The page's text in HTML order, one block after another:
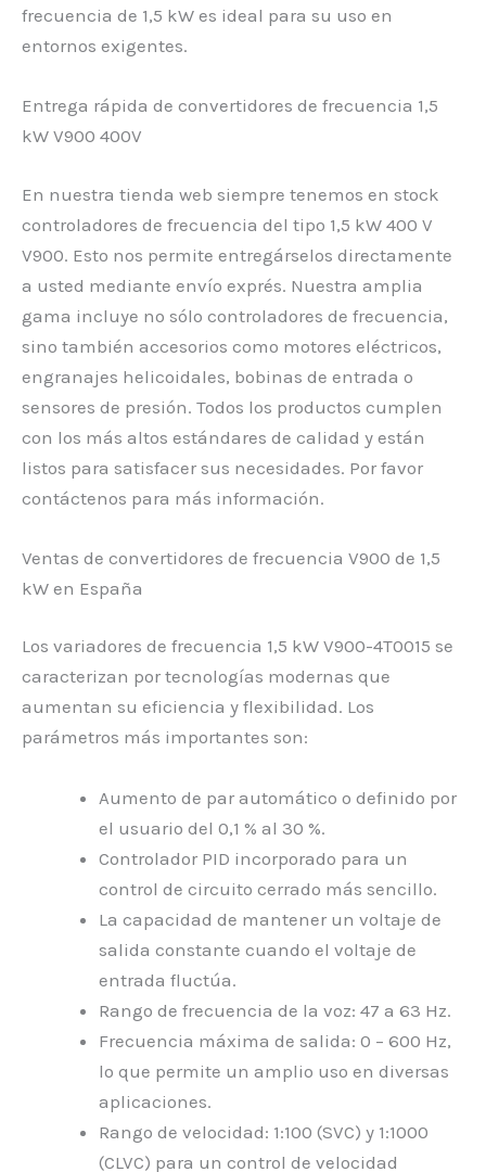
frecuencia de 1,5 kW es ideal para su uso en
entornos exigentes.
Entrega rápida de convertidores de frecuencia 1,5
kW V900 400V
En nuestra tienda web siempre tenemos en stock
controladores de frecuencia del tipo 1,5 kW 400 V
V900. Esto nos permite entregárselos directamente
a usted mediante envío exprés. Nuestra amplia
gama incluye no sólo controladores de frecuencia,
sino también accesorios como motores eléctricos,
engranajes helicoidales, bobinas de entrada o
sensores de presión. Todos los productos cumplen
con los más altos estándares de calidad y están
listos para satisfacer sus necesidades. Por favor
contáctenos para más información.
Ventas de convertidores de frecuencia V900 de 1,5
kW en España
Los variadores de frecuencia 1,5 kW V900-4T0015 se
caracterizan por tecnologías modernas que
aumentan su eficiencia y flexibilidad. Los
parámetros más importantes son:
Aumento de par automático o definido por
el usuario del 0,1 % al 30 %.
Controlador PID incorporado para un
control de circuito cerrado más sencillo.
La capacidad de mantener un voltaje de
salida constante cuando el voltaje de
entrada fluctúa.
Rango de frecuencia de la voz: 47 a 63 Hz.
Frecuencia máxima de salida: 0 – 600 Hz,
lo que permite un amplio uso en diversas
aplicaciones.
Rango de velocidad: 1:100 (SVC) y 1:1000
(CLVC) para un control de velocidad